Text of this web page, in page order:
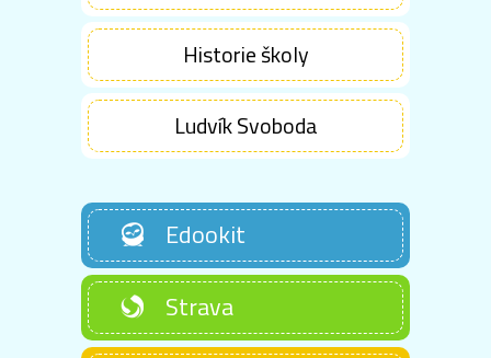
Historie školy
Ludvík Svoboda
Edookit
Strava